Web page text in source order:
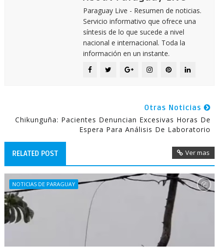
Paraguay Live - Resumen de noticias.
Servicio informativo que ofrece una
síntesis de lo que sucede a nivel
nacional e internacional. Toda la
información en un instante.
Otras Noticias
Chikunguña: Pacientes Denuncian Excesivas Horas De
Espera Para Análisis De Laboratorio
RELATED POST Ver mas
NOTICIAS DE PARAGUAY